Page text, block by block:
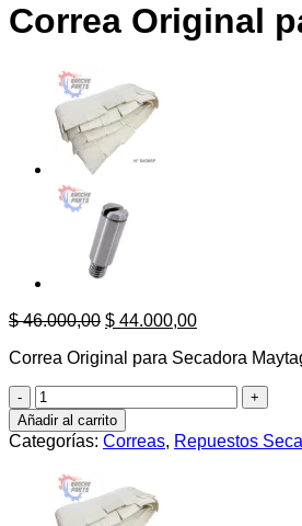
Correa Original
$46.000,00 El
original
$ 44.000,00El
actual
$ 44.000,00.
Correa Original para Secadora
Correa
Original
para
Secadora
Kenmore
Maytag
FSP
Añadir al carrito
Categorías: Correas, Repuestos